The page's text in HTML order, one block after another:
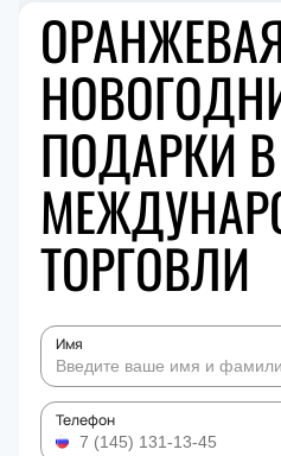
ПОДАРКИ
ТОРГОВЛИ
Имя
Телефон